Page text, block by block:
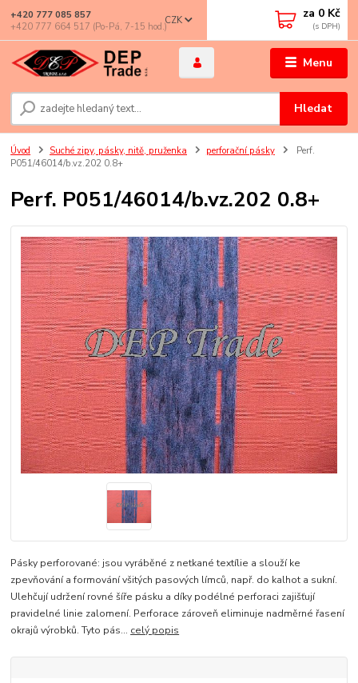
Menu
CZK
Hledat
+420 777 085 857
+420 777 664 517 (Po-Pá, 7-15 hod.)
za 0 Kč
Úvod Suché zipy, pásky, nitě, pruženka perforační pásky
Perf.
P051/46014/b.vz.202 0.8+
Perf. P051/46014/b.vz.202 0.8+
Pásky perforované: jsou vyráběné z netkané textílie a slouží ke
zpevňování a formování všitých pasových límců, např. do kalhot a sukní.
Ulehčují udržení rovné šíře pásku a díky podélné perforaci zajišťují
pravidelné linie zalomení. Perforace zároveň eliminuje nadměrné řasení
okrajů výrobků. Tyto pás... celý popis